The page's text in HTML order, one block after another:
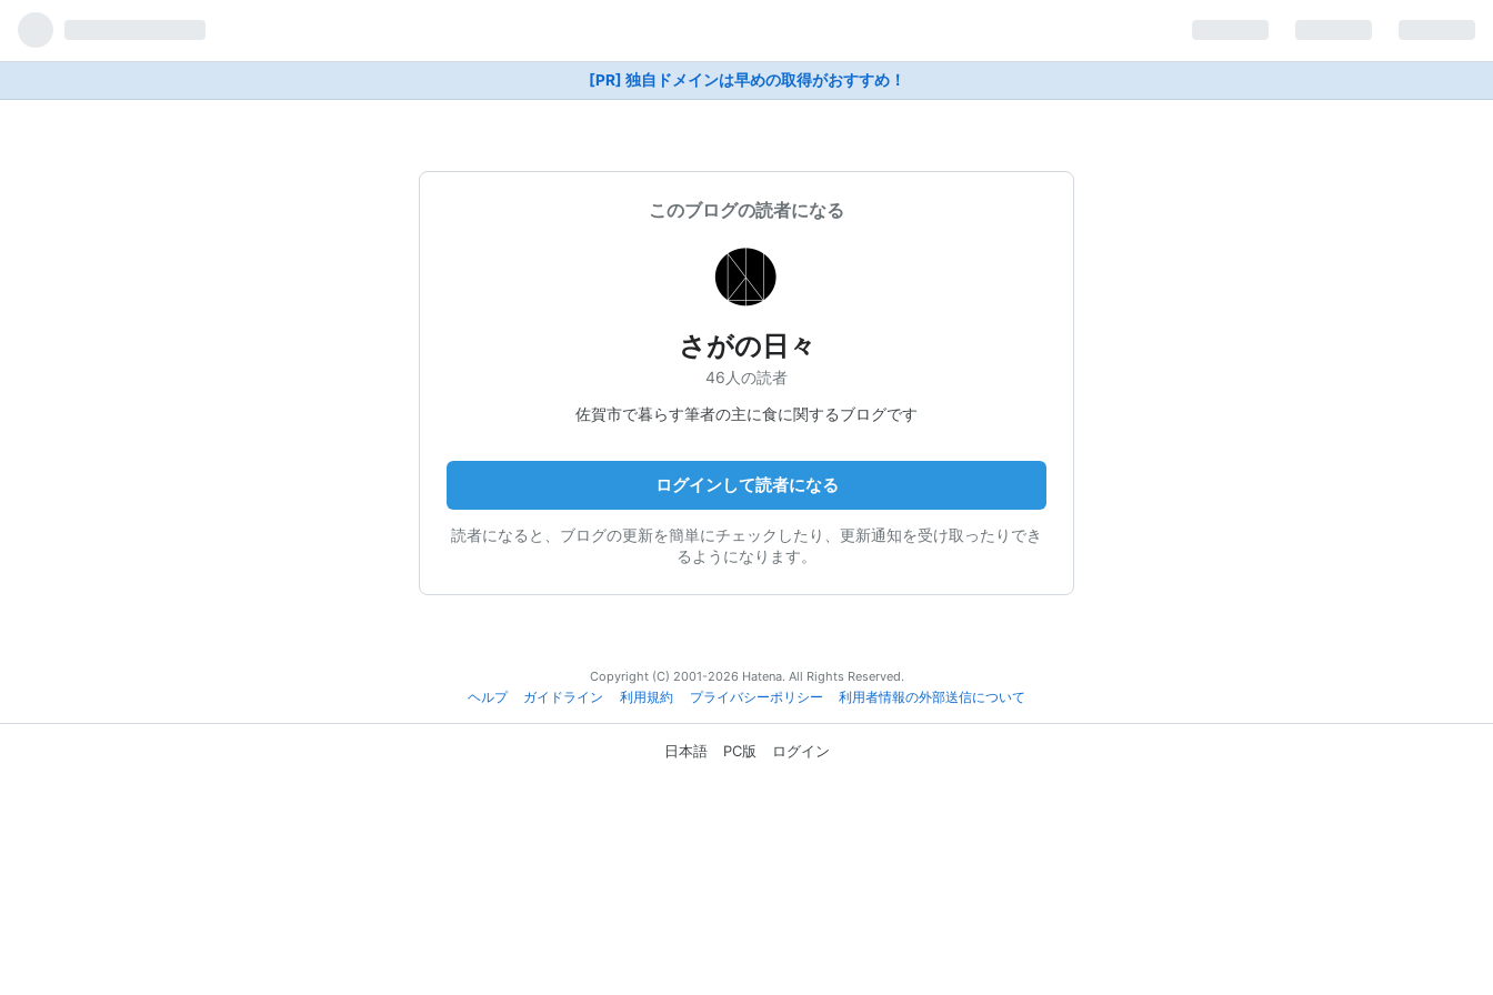
[PR] 独自ドメインは早めの取得がおすすめ！
このブログの読者になる
さがの日々
46人の読者
佐賀市で暮らす筆者の主に食に関するブログです
ログインして読者になる
読者になると、ブログの更新を簡単にチェックしたり、更新通知を受け取ったりでき
るようになります。
Copyright (C) 2001-2026 Hatena. All Rights Reserved.
ヘルプ
ガイドライン 利用規約 プライバシーポリシー 利用者情報の外部送信について
日本語 PC版 ログイン